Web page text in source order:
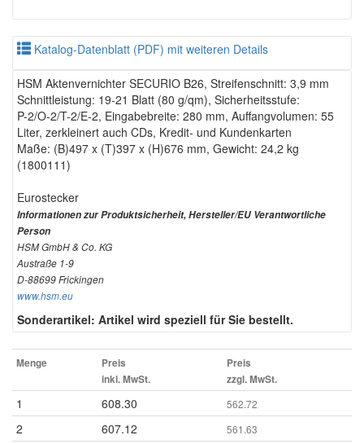
Katalog-Datenblatt (PDF) mit weiteren Details
HSM Aktenvernichter SECURIO B26, Streifenschnitt: 3,9 mm
Schnittleistung: 19-21 Blatt (80 g/qm), Sicherheitsstufe:
P-2/O-2/T-2/E-2, Eingabebreite: 280 mm, Auffangvolumen: 55
Liter, zerkleinert auch CDs, Kredit- und Kundenkarten
Maße: (B)497 x (T)397 x (H)676 mm, Gewicht: 24,2 kg
(1800111)
Eurostecker
Informationen zur Produktsicherheit, Hersteller/EU Verantwortliche
Person
HSM GmbH & Co. KG
Austraße 1-9
D-88699 Frickingen
www.hsm.eu
Sonderartikel: Artikel wird speziell für Sie bestellt.
Menge
Preis
inkl. MwSt.
Preis
zzgl. MwSt.
1 608.30 562.72
2 607.12 561.63